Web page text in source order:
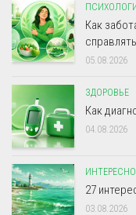
Как
05.08.2026
ЗДОРОВЬЕ
Как
04.08.2026
27
03.08.2026